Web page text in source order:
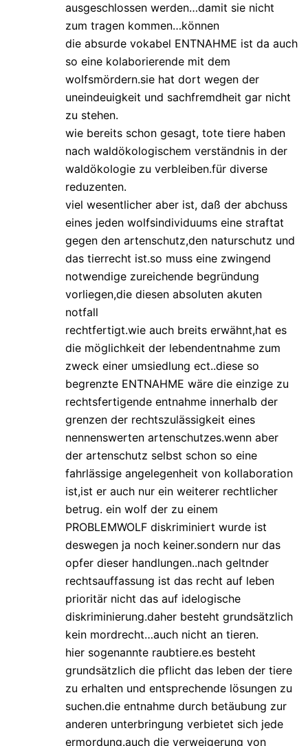
ausgeschlossen werden…damit sie nicht
zum tragen kommen…können
die absurde vokabel ENTNAHME ist da auch
so eine kolaborierende mit dem
wolfsmördern.sie hat dort wegen der
uneindeuigkeit und sachfremdheit gar nicht
zu stehen.
wie bereits schon gesagt, tote tiere haben
nach waldökologischem verständnis in der
waldökologie zu verbleiben.für diverse
reduzenten.
viel wesentlicher aber ist, daß der abchuss
eines jeden wolfsindividuums eine straftat
gegen den artenschutz,den naturschutz und
das tierrecht ist.so muss eine zwingend
notwendige zureichende begründung
vorliegen,die diesen absoluten akuten
notfall
rechtfertigt.wie auch breits erwähnt,hat es
die möglichkeit der lebendentnahme zum
zweck einer umsiedlung ect..diese so
begrenzte ENTNAHME wäre die einzige zu
rechtsfertigende entnahme innerhalb der
grenzen der rechtszulässigkeit eines
nennenswerten artenschutzes.wenn aber
der artenschutz selbst schon so eine
fahrlässige angelegenheit von kollaboration
ist,ist er auch nur ein weiterer rechtlicher
betrug. ein wolf der zu einem
PROBLEMWOLF diskriminiert wurde ist
deswegen ja noch keiner.sondern nur das
opfer dieser handlungen..nach geltnder
rechtsauffassung ist das recht auf leben
prioritär nicht das auf idelogische
diskriminierung.daher besteht grundsätzlich
kein mordrecht…auch nicht an tieren.
hier sogenannte raubtiere.es besteht
grundsätzlich die pflicht das leben der tiere
zu erhalten und entsprechende lösungen zu
suchen.die entnahme durch betäubung zur
anderen unterbringung verbietet sich jede
ermordung.auch die verweigerung von